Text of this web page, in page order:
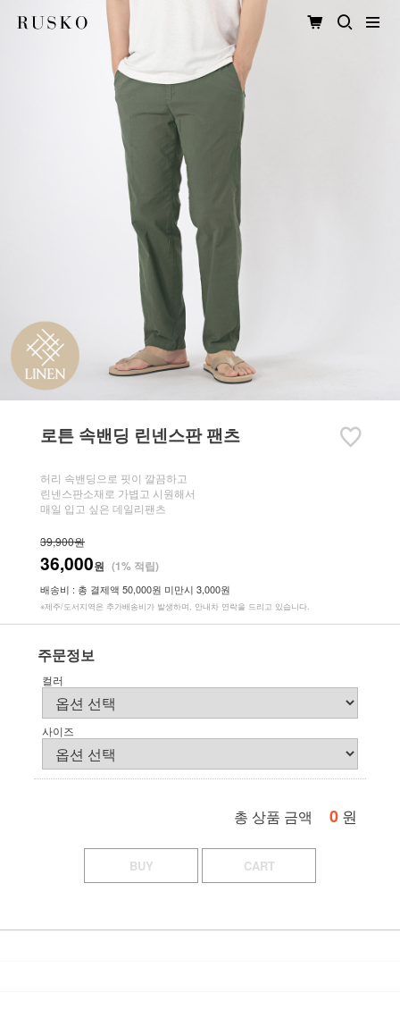
로튼 속밴딩 린넨스판 팬츠
허리 속밴딩으로 핏이 깔끔하고
린넨스판소재로 가볍고 시원해서
매일 입고 싶은 데일리팬츠
39,900원
36,000원 (1% 적립)
배송비 : 총 결제액 50,000원 미만시 3,000원
※제주/도서지역은 추가배송비가 발생하며, 안내차 연락을 드리고 있습니다.
주문정보
컬러
사이즈
총 상품 금액 0 원
BUY CART